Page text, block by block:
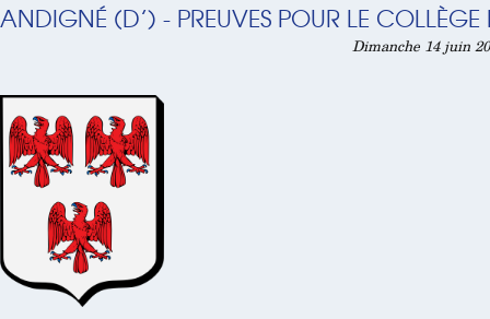
ANDIGNÉ (D’) - PREUVES POUR LE
Dimanche 14 juin